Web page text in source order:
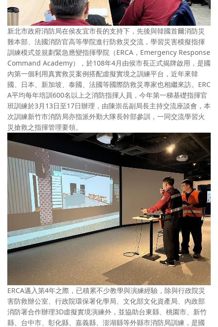
新北市政府消防局在侯友宜市長的支持下，先後與韓國首爾消防災
難本部、法國消防官高等學院進行防救災交流，學習災害模擬指揮
訓練模式並規劃緊急應變指揮學院（ERCA，Emergency Response
Command Academy），於108年4月由侯市長正式揭牌啟用，是國
內第一個利用真實救災案例搭配虛擬實境之訓練平台，近年來韓
國、日本、新加坡、泰國、法國等國際防救災專家也相繼來訪。ERC
A平均每年培訓600名以上之消防指揮人員，今年第一梯基礎指揮官
班訓練於3月13日至17日辦理，由陳崇岳副局長主持交流座談會，本
次訓練新竹市消防局亦指派外勤大隊長幹部參訓，一同交流學習火
災搶救之指揮管理要領。
ERCA邁入第4年之際，已積累不少教學與演練經驗，除與行政院災
害防救辦公室、行政院環保署化學局、文化部文化資產局、內政部
消防署合作辦理3D虛擬實境演練外，並協助台東縣、桃園市、新竹
縣、台中市、彰化縣、嘉義縣、澎湖縣等外縣市消防局訓練，是國